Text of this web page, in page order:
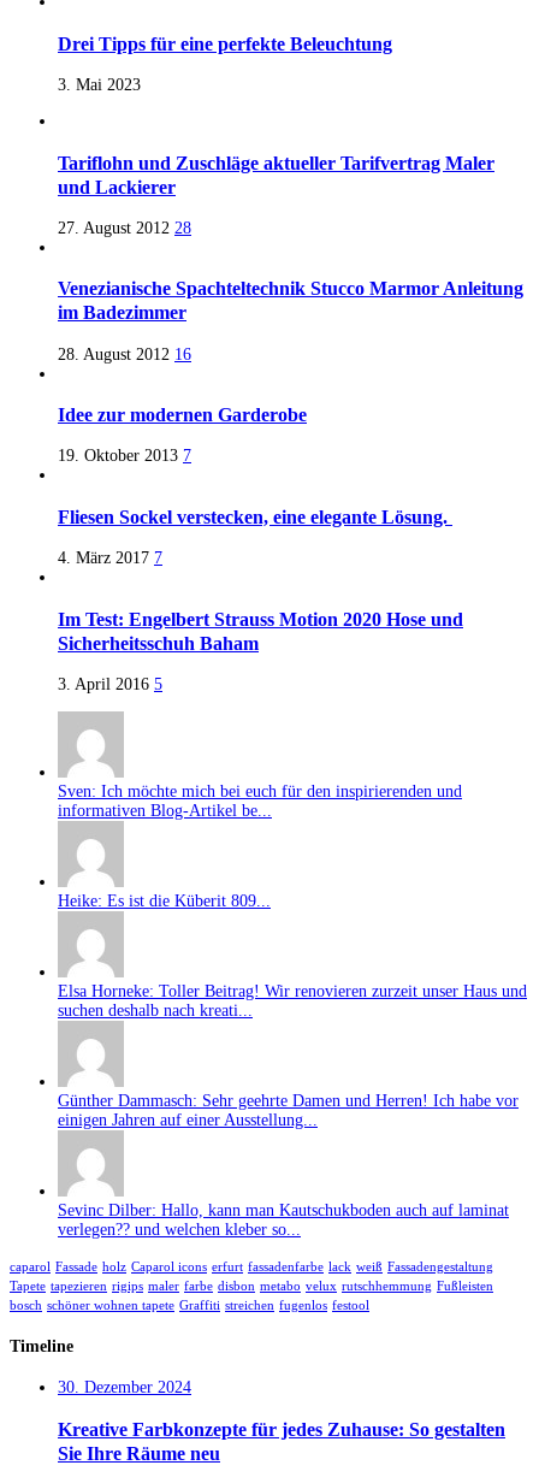
Drei Tipps für eine perfekte Beleuchtung
3. Mai 2023
Tariflohn und Zuschläge aktueller Tarifvertrag Maler
und Lackierer
27. August 2012 28
Venezianische Spachteltechnik Stucco Marmor Anleitung
im Badezimmer
28. August 2012 16
Idee zur modernen Garderobe
19. Oktober 2013 7
Fliesen Sockel verstecken, eine elegante Lösung.
4. März 2017 7
Im Test: Engelbert Strauss Motion 2020 Hose und
Sicherheitsschuh Baham
3. April 2016 5
Sven: Ich möchte mich bei euch für den inspirierenden und
informativen Blog-Artikel be...
Heike: Es ist die Küberit 809...
Elsa Horneke: Toller Beitrag! Wir renovieren zurzeit unser Haus und
suchen deshalb nach kreati...
Günther Dammasch: Sehr geehrte Damen und Herren! Ich habe vor
einigen Jahren auf einer Ausstellung...
Sevinc Dilber: Hallo, kann man Kautschukboden auch auf laminat
verlegen?? und welchen kleber so...
caparol Fassade holz Caparol icons erfurt fassadenfarbe lack weiß Fassadengestaltung
Tapete tapezieren rigips maler farbe disbon metabo velux rutschhemmung Fußleisten
bosch schöner wohnen tapete Graffiti streichen fugenlos festool
Timeline
30. Dezember 2024
Kreative Farbkonzepte für jedes Zuhause: So gestalten
Sie Ihre Räume neu